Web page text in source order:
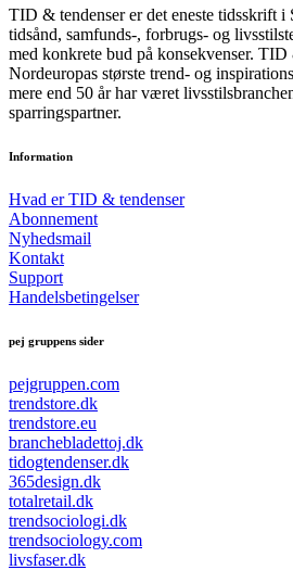
TID & tendenser er det eneste tidsskrift i
tidsånd, samfunds-, forbrugs- og
med konkrete bud på konsekvenser. TID
Nordeuropas største trend- og
mere end 50 år har været
sparringspartner.
Information
Hvad er TID & tendenser
Abonnement
Nyhedsmail
Kontakt
Support
Handelsbetingelser
pej gruppens sider
pejgruppen.com
trendstore.dk
trendstore.eu
branchebladettoj.dk
tidogtendenser.dk
365design.dk
totalretail.dk
trendsociologi.dk
trendsociology.com
livsfaser.dk